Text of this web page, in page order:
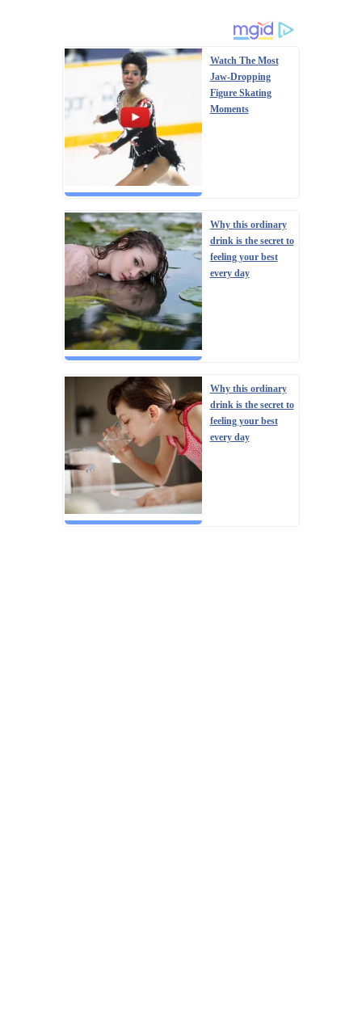
Watch The Most
Jaw‑Dropping
Figure Skating
Moments
Why this ordinary
drink is the secret to
feeling your best
every day
Why this ordinary
drink is the secret to
feeling your best
every day